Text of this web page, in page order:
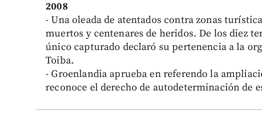
2008
- Una oleada de atentados contra zonas
muertos y centenares de heridos. De los diez
único capturado declaró su pertenencia a la
Toiba.
- Groenlandia aprueba en referendo la
reconoce el derecho de autodeterminación de